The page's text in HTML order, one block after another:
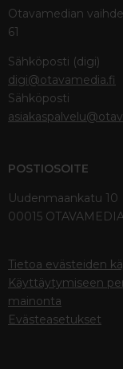
Otavamedian
61
Sähköposti (digi)
digi@otavamedia.fi
Sähköposti
POSTIOSOITE
Uudenmaankatu 10
00015
Tietoa evästeiden
Käyttäytymiseen
mainonta
Evästeasetukset